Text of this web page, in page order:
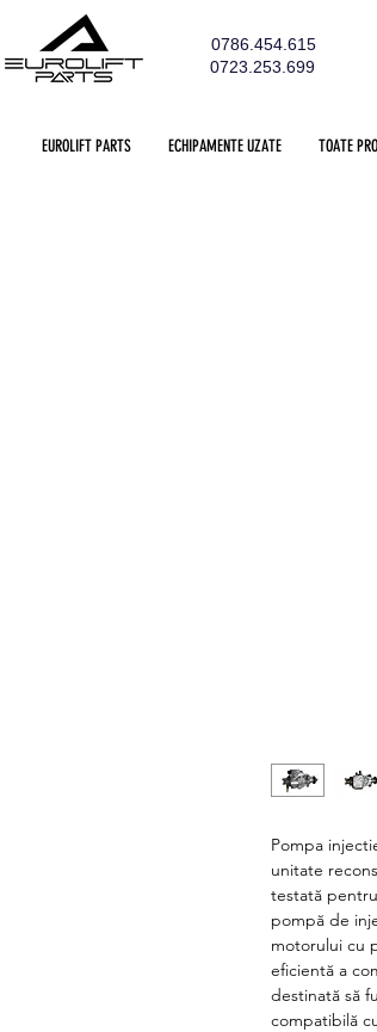
0786.454.615
0723.253.699
EUROLIFT PARTS ECHIPAMENTE UZATE TOATE
Pompa
unitate
testată
pompă de
motorului cu
eficientă a
destinată să
compatibilă